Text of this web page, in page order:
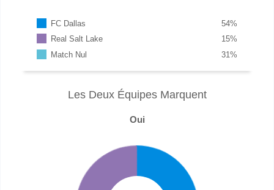
FC Dallas %
54
Real Salt Lake
%
15
Match Nul
%
31
Les Deux Équipes Marquent
Oui